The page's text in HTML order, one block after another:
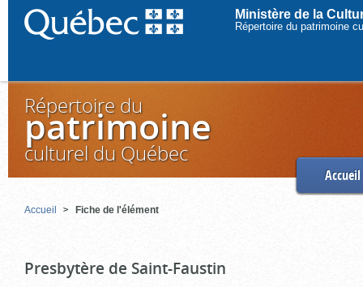
Ministère de la
Répertoire du patrimoine
Répertoire du
patrimoine
culturel du Québec
Accueil
Accueil Fiche de l'élément
Presbytère de Saint-Faustin